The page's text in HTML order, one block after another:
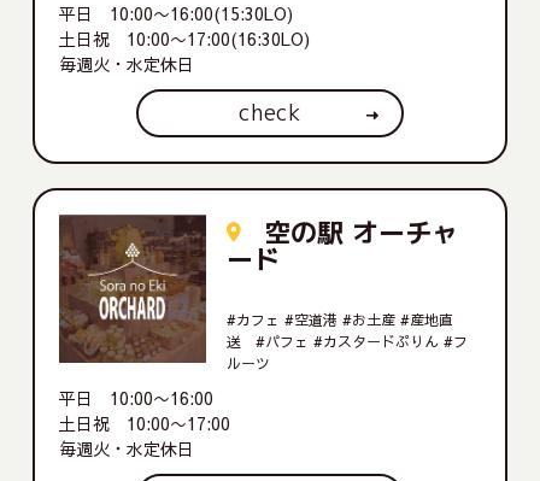
平日 10:00〜16:00(15:30LO)
土日祝 10:00〜17:00(16:30LO)
毎週火・水定休日
check
空の駅 オーチャ
ード
#カフェ #空道港 #お土産 #産地直
送 #パフェ #カスタードぷりん #フ
ルーツ
平日 10:00〜16:00
土日祝 10:00〜17:00
毎週火・水定休日